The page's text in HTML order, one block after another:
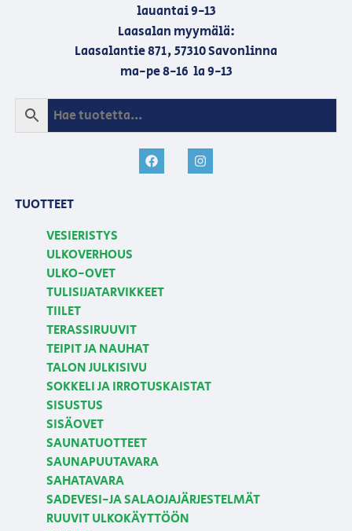
lauantai 9-13
Laasalan myymälä:
Laasalantie 871, 57310 Savonlinna
ma-pe 8-16 la 9-13
TUOTTEET
VESIERISTYS
ULKOVERHOUS
ULKO-OVET
TULISIJATARVIKKEET
TIILET
TERASSIRUUVIT
TEIPIT JA NAUHAT
TALON JULKISIVU
SOKKELI JA IRROTUSKAISTAT
SISUSTUS
SISÄOVET
SAUNATUOTTEET
SAUNAPUUTAVARA
SAHATAVARA
SADEVESI-JA SALAOJAJÄRJESTELMÄT
RUUVIT ULKOKÄYTTÖÖN